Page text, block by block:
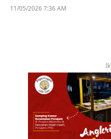
11/05/2026 7:36 AM